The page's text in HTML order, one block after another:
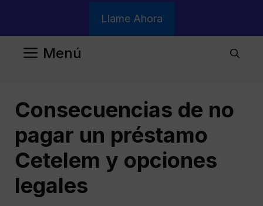
Llame Ahora
Menú
Consecuencias de no
pagar un préstamo
Cetelem y opciones
legales